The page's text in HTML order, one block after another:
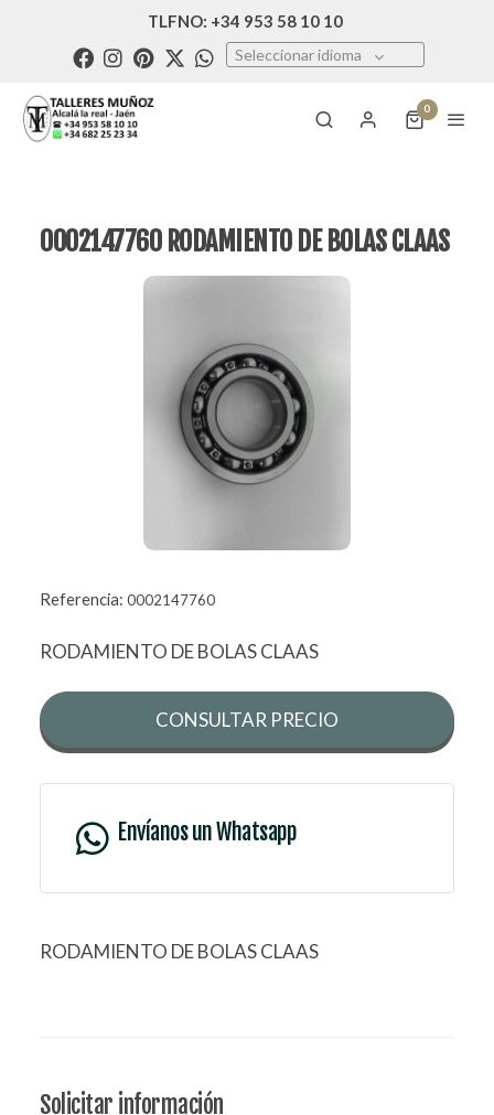
TLFNO: +34 953 58 10 10
Seleccionar idioma
0
0002147760 RODAMIENTO DE BOLAS CLAAS
Referencia: 0002147760
RODAMIENTO DE BOLAS CLAAS
CONSULTAR PRECIO
Envíanos un Whatsapp
RODAMIENTO DE BOLAS CLAAS
Solicitar información